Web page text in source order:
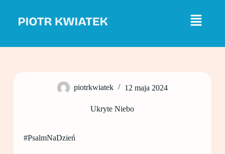
j
piotrkwiatek 12 maja 2024
Ukryte Niebo
#PsalmNaDzień